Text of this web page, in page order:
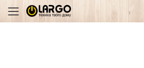
Переключити